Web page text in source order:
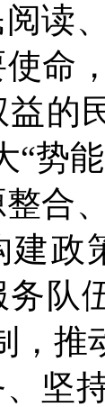
读
命
的
“势
合
建政
队
，推
坚